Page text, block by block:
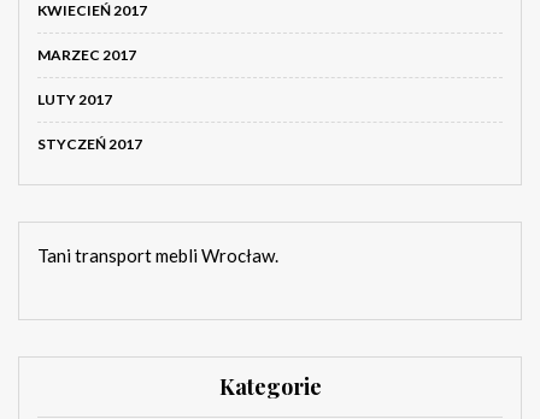
KWIECIEŃ 2017
MARZEC 2017
LUTY 2017
STYCZEŃ 2017
Tani transport mebli Wrocław.
Kategorie